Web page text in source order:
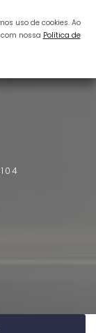
uso de cookies. Ao
nossa Política de